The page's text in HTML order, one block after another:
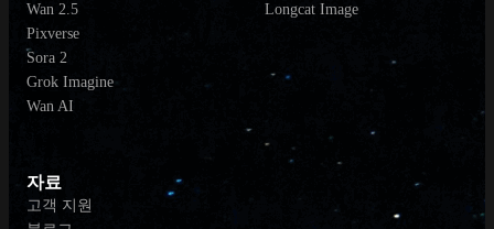
Wan 2.5
Pixverse
Sora 2
Grok Imagine
Wan AI
Longcat Image
자료
고객 지원